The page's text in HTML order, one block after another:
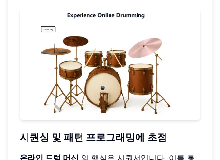
시퀀싱 및 패턴 프로그래밍에 초점
온라인 드럼 머신 의 핵심은 시퀀서입니다. 이를 통